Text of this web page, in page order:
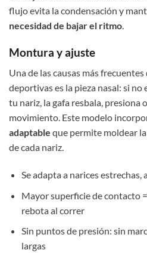
flujo evita la condensación y
necesidad de bajar el ritmo.
Montura y ajuste
Una de las causas más
deportivas es la pieza nasal: si
tu nariz, la gafa resbala, presiona
movimiento. Este modelo
adaptable que permite moldear
de cada nariz.
Se adapta a narices
Mayor superficie de contacto
rebota al correr
Sin puntos de presión: sin
largas